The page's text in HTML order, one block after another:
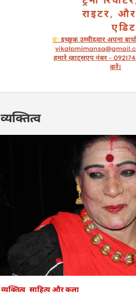
व्यक्तित्व
व्यक्तित्व साहित्य और कला